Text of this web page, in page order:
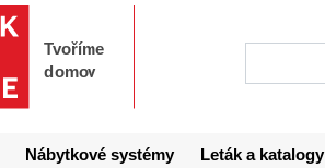
Nábytkové systémy Leták a katalogy